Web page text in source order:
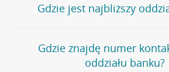
Gdzie jest najbliższy
Jeśli szukasz oddziału naszego banku,
stronęPlacówki i bankomaty, na której
wygodna wyszukiwarka.
Gdzie znajdę numer
oddziału banku?